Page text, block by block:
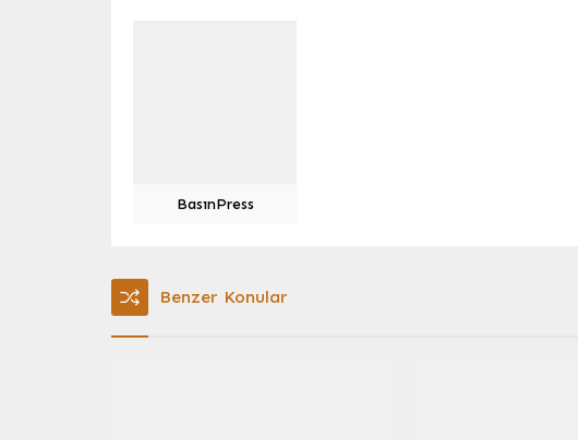
BasınPress
Benzer Konular